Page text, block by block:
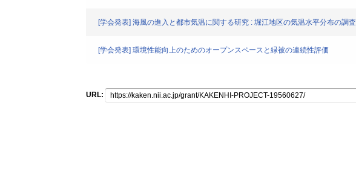
[学会発表] 海風の進入と都市気温に関する研究 : 堀江地区の気温水平分布の調査
[学会発表] 環境性能向上のためのオープンスペースと緑被の連続性評価
URL: